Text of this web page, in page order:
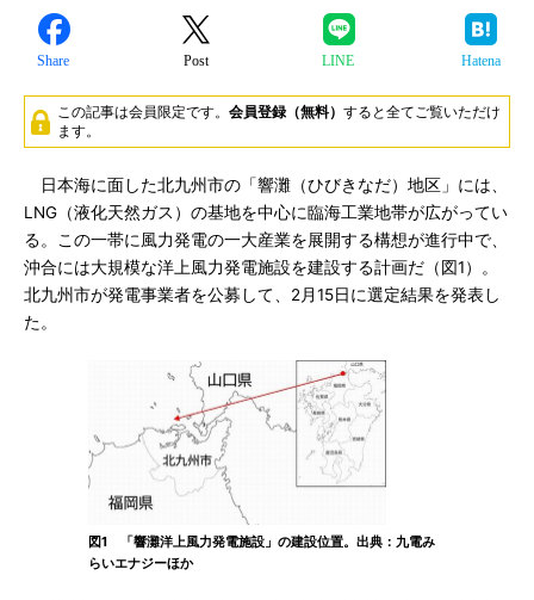
Share Post LINE Hatena
この記事は会員限定です。 会員登録（無料） すると全てご覧いただけ
ます。
日本海に面した北九州市の「響灘（ひびきなだ）地区」には、
LNG（液化天然ガス）の基地を中心に臨海工業地帯が広がってい
る。この一帯に風力発電の一大産業を展開する構想が進行中で、
沖合には大規模な洋上風力発電施設を建設する計画だ（図1）。
北九州市が発電事業者を公募して、2月15日に選定結果を発表し
た。
図1 「響灘洋上風力発電施設」の建設位置。出典：九電み
らいエナジーほか